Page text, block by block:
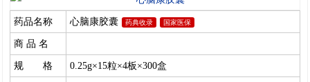
药品名称 心脑康胶囊 药典收录 国家医保
商 品 名
规 格 0.25g×15粒×4板×300盒